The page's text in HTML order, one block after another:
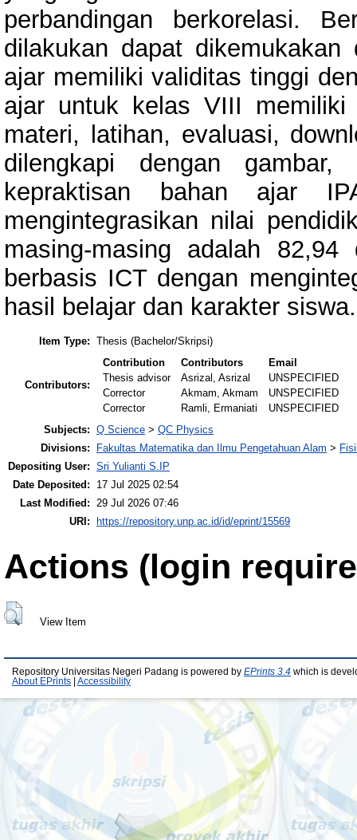
perbandingan berkorelasi.
dilakukan dapat
ajar memiliki validitas tinggi
ajar untuk kelas VIII memiliki
materi, latihan, evaluasi,
dilengkapi dengan
kepraktisan bahan ajar
mengintegrasikan nilai
masing-masing adalah
berbasis ICT dengan
hasil belajar dan karakter siswa.
Item Type: Thesis (Bachelor/Skripsi)
Contributors:
Contribution Contributors
Email
Thesis advisor
Asrizal, Asrizal
UNSPECIFIED
Corrector
Akmam, Akmam
UNSPECIFIED
Corrector
Ramli, Ermaniati
UNSPECIFIED
Subjects: Q Science > QC Physics
Divisions:
Fakultas Matematika dan Ilmu Pengetahuan Alam >
Depositing User: Sri Yulianti S.IP
Date Deposited:
17 Jul 2025 02:54
Last Modified: 29 Jul 2026 07:46
URI:
https://repository.unp.ac.id/id/eprint/15569
Actions (login
View Item
Repository Universitas Negeri Padang is powered by EPrints 3.4 which is
About EPrints
Accessibility